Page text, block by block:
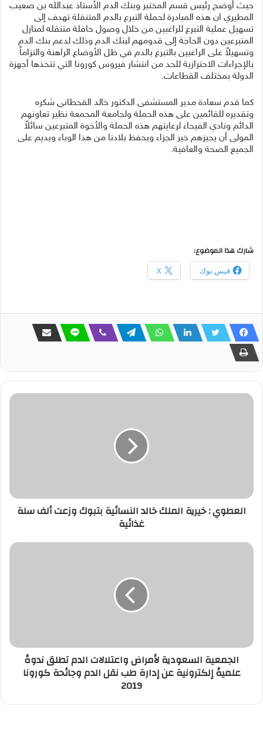
حيث أوضح رئيس قسم المختبر وبنك الدم الأستاذ عبدالله بن صعيب
المطيري ان هذه المبادرة لحملة التبرع بالدم المتنقلة تهدف إلى
تسهيل عملية التبرع للراغبين من خلال وصول حافلة متنقله لمنازل
المتبرعين دون الحاجة إلى قدومهم لبنك الدم وذلك لدعم بنك الدم
وتسهيلاً على الراغبين بالتبرع بالدم في ظل الأوضاع الراهنة والتزاماً
بالإجراءات الاحترازية للحد من انتشار فيروس كورونا التي تتخذها أجهزة
الدولة بمختلف القطاعات.
كما قدم سعادة مدير المستشفى الدكتور خالد القحطاني شكره
وتقديره للقائمين على هذه الحملة ولجامعة المجمعة نظير تعاونهم
الدائم ونادي الفيحاء لرعايتهم هذه الحملة والأخوة المتبرعين سائلاً
المولى أن يجيزهم خير الجزاء ويحفظ بلادنا من هذا الوباء ويديم على
الجميع الصحة والعافية.
شارك هذا الموضوع:
فيس بوك X
العطوي : خيرية الملك خالد النسائية بتبوك وزعت ألف سلة
غذائية
الجمعية السعودية لأمراض واعتلالات الدم تطلق ندوةً
علميةً إلكترونية عن إدارة طب نقل الدم وجائحة كورونا
2019